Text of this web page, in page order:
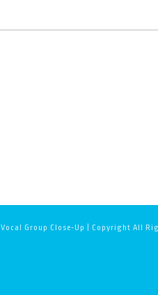
Vocal Group Close-Up | Copyright All